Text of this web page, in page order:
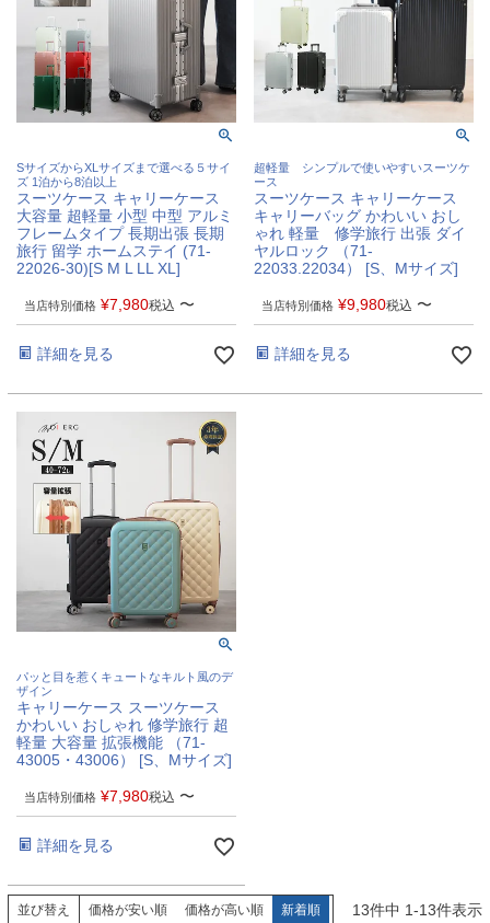
SサイズからXLサイズまで選べる５サイ
ズ 1泊から8泊以上
スーツケース キャリーケース
大容量 超軽量 小型 中型 アルミ
フレームタイプ 長期出張 長期
旅行 留学 ホームステイ (71-
22026-30)[S M L LL XL]
当店特別価格 ¥7,980税込 〜
詳細を見る
超軽量 シンプルで使いやすいスーツケ
ース
スーツケース キャリーケース
キャリーバッグ かわいい おし
ゃれ 軽量 修学旅行 出張 ダイ
ヤルロック （71-
22033.22034） [S、Mサイズ]
当店特別価格 ¥9,980税込 〜
詳細を見る
パッと目を惹くキュートなキルト風のデ
ザイン
キャリーケース スーツケース
かわいい おしゃれ 修学旅行 超
軽量 大容量 拡張機能 （71-
43005・43006） [S、Mサイズ]
当店特別価格 ¥7,980税込 〜
詳細を見る
並び替え 価格が安い順 価格が高い順 新着順 13件中 1-13件表示